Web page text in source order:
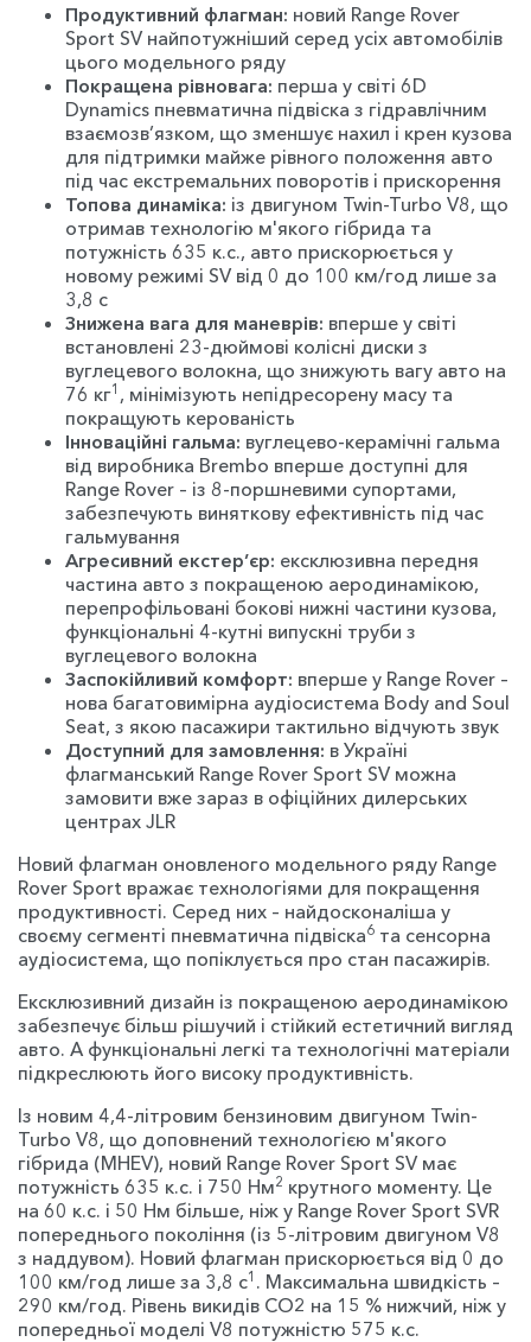
Продуктивний флагман: новий Range Rover
Sport SV найпотужніший серед усіх автомобілів
цього модельного ряду
Покращена рівновага: перша у світі 6D
Dynamics пневматична підвіска з гідравлічним
взаємозв’язком, що зменшує нахил і крен кузова
для підтримки майже рівного положення авто
під час екстремальних поворотів і прискорення
Топова динаміка: із двигуном Twin-Turbo V8, що
отримав технологію м'якого гібрида та
потужність 635 к.с., авто прискорюється у
новому режимі SV від 0 до 100 км/год лише за
3,8 с
Знижена вага для маневрів: вперше у світі
встановлені 23-дюймові колісні диски з
вуглецевого волокна, що знижують вагу авто на
76 кг1 , мінімізують непідресорену масу та
покращують керованість
Інноваційні гальма: вуглецево-керамічні гальма
від виробника Brembo вперше доступні для
Range Rover – із 8-поршневими супортами,
забезпечують виняткову ефективність під час
гальмування
Агресивний екстер’єр: ексклюзивна передня
частина авто з покращеною аеродинамікою,
перепрофільовані бокові нижні частини кузова,
функціональні 4-кутні випускні труби з
вуглецевого волокна
Заспокійливий комфорт: вперше у Range Rover –
нова багатовимірна аудіосистема Body and Soul
Seat, з якою пасажири тактильно відчують звук
Доступний для замовлення: в Україні
флагманський Range Rover Sport SV можна
замовити вже зараз в офіційних дилерських
центрах JLR
Новий флагман оновленого модельного ряду Range
Rover Sport вражає технологіями для покращення
продуктивності. Серед них – найдосконаліша у
своєму сегменті пневматична підвіска6 та сенсорна
аудіосистема, що попіклується про стан пасажирів.
Ексклюзивний дизайн із покращеною аеродинамікою
забезпечує більш рішучий і стійкий естетичний вигляд
авто. А функціональні легкі та технологічні матеріали
підкреслюють його високу продуктивність.
Із новим 4,4-літровим бензиновим двигуном Twin-
Turbo V8, що доповнений технологією м'якого
гібрида (MHEV), новий Range Rover Sport SV має
потужність 635 к.с. і 750 Нм2 крутного моменту. Це
на 60 к.с. і 50 Нм більше, ніж у Range Rover Sport SVR
попереднього покоління (із 5-літровим двигуном V8
з наддувом). Новий флагман прискорюється від 0 до
100 км/год лише за 3,8 с1 . Максимальна швидкість –
290 км/год. Рівень викидів CO2 на 15 % нижчий, ніж у
попередньої моделі V8 потужністю 575 к.с.